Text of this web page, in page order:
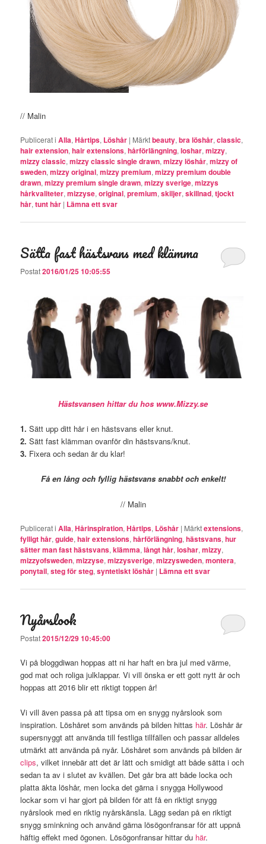
// Malin
Publicerat i Alla,Hårtips, Löshår | Märktbeauty,bra löshår,classic,
hair extension,hair extensions,hårförlängning,loshar,mizzy,
mizzy classic,mizzy classic single drawn,mizzy löshår,mizzy of
sweden,mizzy original,mizzy premium,mizzy premium double
drawn,mizzy premium single drawn,mizzy sverige,mizzys
hårkvaliteter,mizzyse,original,premium,skiljer,skillnad,tjockt
hår,tunt hår | Lämna ett svar
Sätta fast hästsvans med klämma
Postat2016/01/25 10:05:55
Hästsvansen hittar du hos www.Mizzy.se
1. Sätt upp ditt hår i en hästsvans eller knut.
2. Sätt fast klämman ovanför din hästsvans/knut.
3. Fixera och sedan är du klar!
Få en lång och fyllig hästsvans snabbt och enkelt!
// Malin
Publicerat i Alla,Hårinspiration,Hårtips, Löshår | Märktextensions,
fylligt hår,guide,hair extensions,hårförlängning,hästsvans,hur
sätter man fast hästsvans,klämma,långt hår,loshar,mizzy,
mizzyofsweden,mizzyse,mizzysverige,mizzysweden,montera,
ponytail,steg för steg,syntetiskt löshår | Lämna ett svar
Nyårslook
Postat2015/12/29 10:45:00
Vi på bloggdiwan hoppas att ni har haft en bra jul med värme,
god mat och roliga julklappar. Vi vill önska er ett gott nytt år och
hoppas att 2016 blir ett riktigt toppen år!
Vi vill även passa på att tipsa om en snygg nyårslook som
inspiration. Löshåret som används på bilden hittas här. Löshår är
supersnyggt att använda till festliga tillfällen och passar alldeles
utmärkt att använda på nyår. Löshåret som används på bilden är
clips, vilket innebär att det är lätt och smidigt att både sätta i och
sedan ta av i slutet av kvällen. Det går bra att både locka och
platta äkta löshår, men locka det gärna i snygga Hollywood
lockar som vi har gjort på bilden för att få en riktigt snygg
nyårslook med en riktig nyårskänsla. Lägg sedan på en riktigt
snygg sminkning och använd gärna lösögonfransar för att uppnå
häftig effekt med ögonen. Lösögonfransar hittar du här.